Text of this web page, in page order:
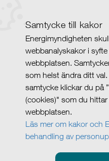
Samtycke till kakor
Energimyndigheten
webbanalyskakor i
webbplatsen.
som helst ändra ditt
samtycke klickar du på
(cookies)" som du
webbplatsen.
Läs mer om kakor och
behandling av